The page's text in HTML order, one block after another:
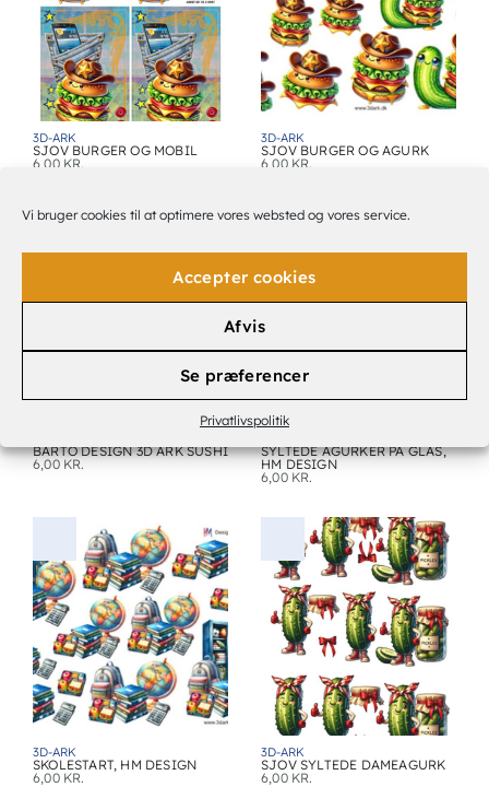
Vi bruger cookies til at optimere vores websted og vores service.
Accepter cookies
Afvis
Se præferencer
Privatlivspolitik
3D-ARK
SJOV BURGER OG MOBIL
6,00 KR.
3D-ARK
SJOV BURGER OG AGURK
6,00 KR.
BARTO DESIGN 3D ARK SUSHI
6,00 KR.
SYLTEDE AGURKER PÅ GLAS,
HM DESIGN
6,00 KR.
3D-ARK
SKOLESTART, HM DESIGN
6,00 KR.
3D-ARK
SJOV SYLTEDE DAMEAGURK
6,00 KR.